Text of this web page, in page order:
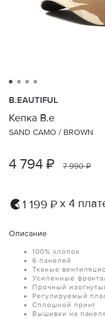
B.EAUTIFUL
Кепка B.e
SAND CAMO / BROWN
4 794 ₽ 7 990 ₽
1 199 ₽ х 4
Описание
100% хлопок
6 панелей
Тканые
Усиленные
Прочный
Регулируемый
Сплошной принт
Вышивки на